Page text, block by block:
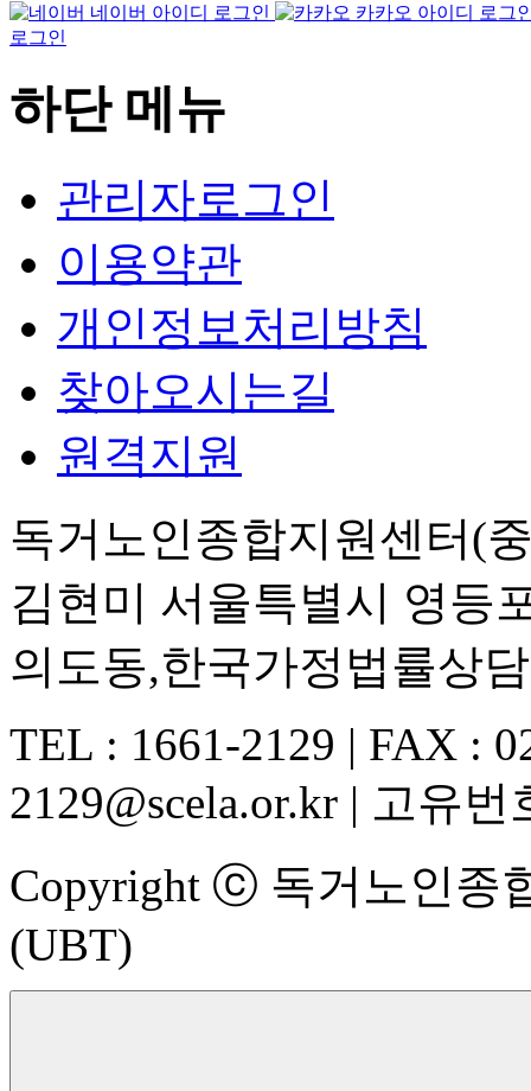
네이버 아이디 로그인
카카오 아이디 로그
로그인
하단 메뉴
관리자로그인
이용약관
개인정보처리방침
찾아오시는길
원격지원
독거노인종합지원센터(
김현미 서울특별시 영등
의도동,한국가정법률상
TEL : 1661-2129 | FAX :
2129@scela.or.kr | 고유번
Copyright ⓒ 독거노인종
(UBT)